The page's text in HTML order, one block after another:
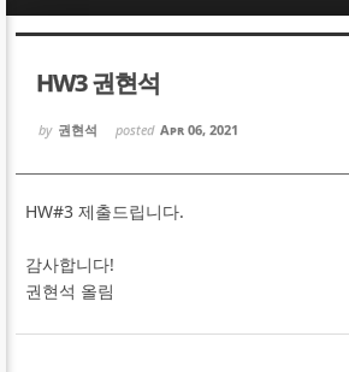
HW3 권현석
by 권현석 posted Apr 06, 2021
HW#3 제출드립니다.
감사합니다!
권현석 올림
Sketchbook5, 스케치북5
Sketchbook5, 스케치북5
Sketchbook5, 스케치북5
Sketchbook5, 스케치북5